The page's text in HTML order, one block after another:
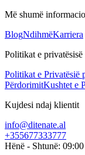
Më shumë
BlogNdihmëKarriera
Politikat e privatësisë
Politikat e Privatësië
PërdorimitKushtet e
Kujdesi ndaj klientit
info@ditenate.al
+355677333777
Hënë - Shtunë: